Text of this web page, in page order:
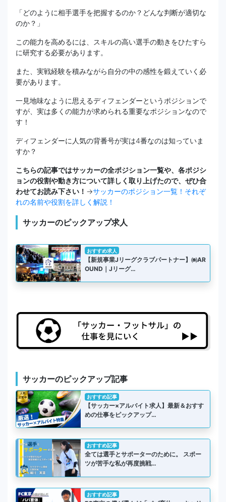
「どのように相手選手を把握するのか？ どんな判断が適切な
のか？」
この能力を高めるには、スキルの高い選手の動きをひたすら
に研究する必要があります。
また、実戦経験を積みながら自分の中の感性を鍛えていく必
要があります。
一見地味なように思えるディフェンダーというポジションで
すが、実は多くの能力が求められる重要なポジションなので
す！
ディフェンダーに人気の背番号が実は4番なのは知っていま
すか？
こちらの記事ではサッカーの全ポジション一覧や、各ポジシ
ョンの役割や動き方について詳しく取り上げたので、ぜひ合
わせてお読み下さい！ →サッカーのポジション一覧！それぞ
れの名前や役割を詳しく解説！
サッカーのピックアップ求人
おすすめ求人
【新規事業Jリーグクラブパートナー】㈱AR
OUND｜Jリーグ…
サッカーのピックアップ記事
おすすめ記事
【サッカー×アルバイト求人】最新＆おすす
めの仕事をピックアップ…
おすすめ記事
全ては選手とサポーターのために。 スポー
ツが苦手な私が再度挑戦…
おすすめ記事